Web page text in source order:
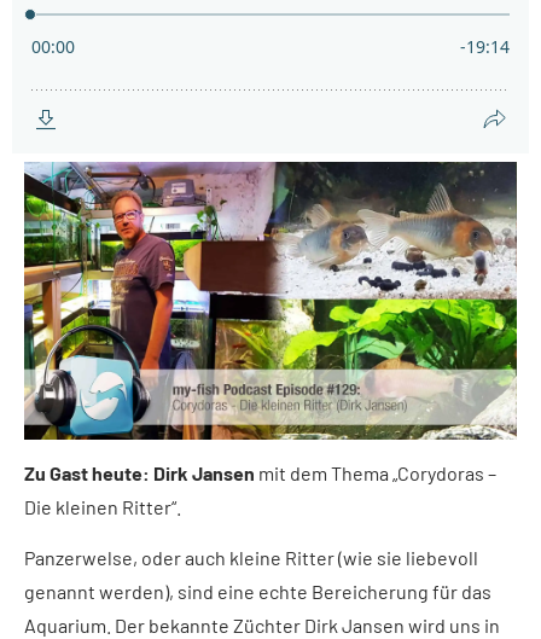
Zu Gast heute: Dirk Jansen mit dem Thema „Corydoras –
Die kleinen Ritter“.
Panzerwelse, oder auch kleine Ritter (wie sie liebevoll
genannt werden), sind eine echte Bereicherung für das
Aquarium. Der bekannte Züchter Dirk Jansen wird uns in